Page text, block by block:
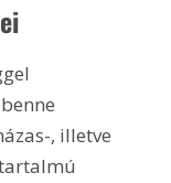
, illetve